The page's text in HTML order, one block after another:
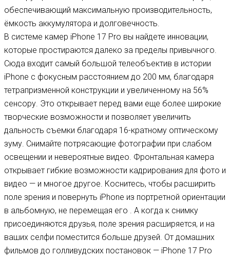
обеспечивающий максимальную производительность,
ёмкость аккумулятора и долговечность.
В системе камер iPhone 17 Pro вы найдете инновации,
которые простираются далеко за пределы привычного.
Сюда входит самый большой телеобъектив в истории
iPhone с фокусным расстоянием до 200 мм, благодаря
тетрапризменной конструкции и увеличенному на 56%
сенсору. Это открывает перед вами еще более широкие
творческие возможности и позволяет увеличить
дальность съемки благодаря 16-кратному оптическому
зуму. Снимайте потрясающие фотографии при слабом
освещении и невероятные видео. Фронтальная камера
открывает гибкие возможности кадрирования для фото и
видео — и многое другое. Коснитесь, чтобы расширить
поле зрения и повернуть iPhone из портретной ориентации
в альбомную, не перемещая его . А когда к снимку
присоединяются друзья, поле зрения расширяется, и на
ваших селфи поместится больше друзей. От домашних
фильмов до голливудских постановок — iPhone 17 Pro